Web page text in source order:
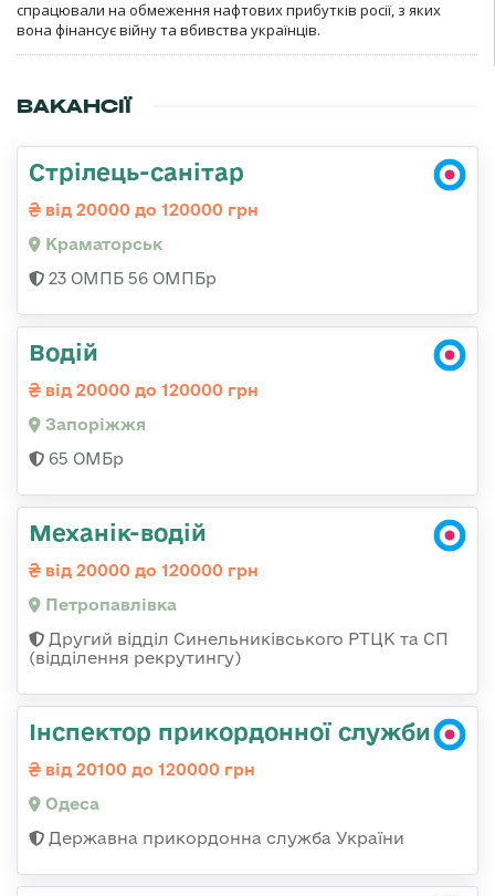
спрацювали на обмеження нафтових прибутків росії, з яких
вона фінансує війну та вбивства українців.
ВАКАНСІЇ
Стрілець-санітар
від 20000 до 120000 грн
Краматорськ
23 ОМПБ 56 ОМПБр
Водій
від 20000 до 120000 грн
Запоріжжя
65 ОМБр
Механік-водій
від 20000 до 120000 грн
Петропавлівка
Другий відділ Синельниківського РТЦК та СП
(відділення рекрутингу)
Інспектор прикордонної служби
від 20100 до 120000 грн
Одеса
Державна прикордонна служба України